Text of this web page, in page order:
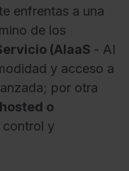
enfrentas a una
de los
(AIaaS - AI
y acceso a
por otra
o
control y